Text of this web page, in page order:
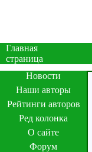
Главная
страница
Новости
Наши авторы
Рейтинги авторов
Ред колонка
О сайте
Форум